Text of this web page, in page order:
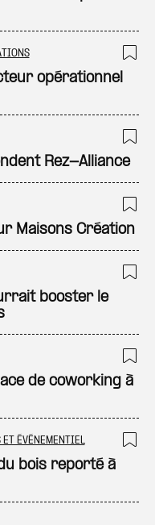
opérationnel
Rez-Alliance
Maisons Création
booster le
de coworking à
ÉVÉNEMENTIEL
bois reporté à